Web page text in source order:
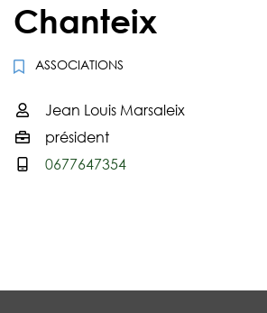
Chanteix
ASSOCIATIONS
Infos utilesJean Louis Marsaleix
président
0677647354